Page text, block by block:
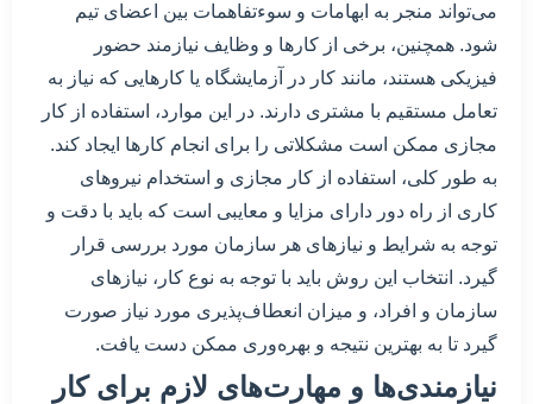
می‌تواند منجر به ابهامات و سوءتفاهمات بین اعضای تیم
شود. همچنین، برخی از کارها و وظایف نیازمند حضور
فیزیکی هستند، مانند کار در آزمایشگاه یا کارهایی که نیاز به
تعامل مستقیم با مشتری دارند. در این موارد، استفاده از کار
مجازی ممکن است مشکلاتی را برای انجام کارها ایجاد کند.
به طور کلی، استفاده از کار مجازی و استخدام نیروهای
کاری از راه دور دارای مزایا و معایبی است که باید با دقت و
توجه به شرایط و نیازهای هر سازمان مورد بررسی قرار
گیرد. انتخاب این روش باید با توجه به نوع کار، نیازهای
سازمان و افراد، و میزان انعطاف‌پذیری مورد نیاز صورت
گیرد تا به بهترین نتیجه و بهره‌وری ممکن دست یافت.
نیازمندی‌ها و مهارت‌های لازم برای کار